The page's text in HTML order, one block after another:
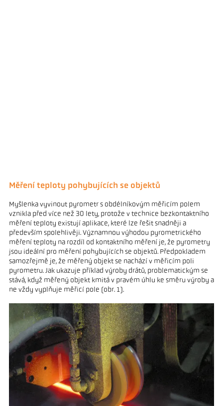
Měření teploty pohybujících se objektů
Myšlenka vyvinout pyrometr s obdélníkovým měřicím polem
vznikla před více než 30 lety, protože v technice bezkontaktního
měření teploty existují aplikace, které lze řešit snadněji a
především spolehlivěji. Významnou výhodou pyrometrického
měření teploty na rozdíl od kontaktního měření je, že pyrometry
jsou ideální pro měření pohybujících se objektů. Předpokladem
samozřejmě je, že měřený objekt se nachází v měřicím poli
pyrometru. Jak ukazuje příklad výroby drátů, problematickým se
stává, když měřený objekt kmitá v pravém úhlu ke směru výroby a
ne vždy vyplňuje měřicí pole (obr. 1).